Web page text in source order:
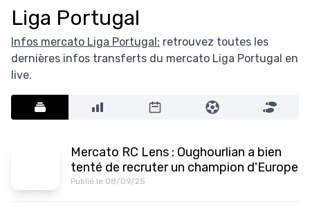
Liga Portugal
Infos mercato Liga Portugal: retrouvez toutes les
dernières infos transferts du mercato Liga Portugal en
live.
Mercato RC Lens : Oughourlian a bien
tenté de recruter un champion d'Europe
Publié le 08/09/25